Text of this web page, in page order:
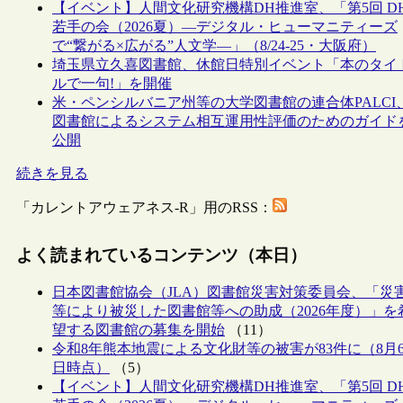
【イベント】人間文化研究機構DH推進室、「第5回
若手の会（2026夏）―デジタル・ヒューマニティーズ
で“繋がる×広がる”人文学―」（8/24-25・大阪府）
埼玉県立久喜図書館、休館日特別イベント「本のタイ
ルで一句!」を開催
米・ペンシルバニア州等の大学図書館の連合体PALCI、
図書館によるシステム相互運用性評価のためのガイド
公開
続きを見る
「カレントアウェアネス-R」用のRSS：
よく読まれているコンテンツ（本日）
日本図書館協会（JLA）図書館災害対策委員会、「災
等により被災した図書館等への助成（2026年度）」を
望する図書館の募集を開始 （11）
令和8年熊本地震による文化財等の被害が83件に（8月
日時点）
（5）
【イベント】人間文化研究機構DH推進室、「第5回